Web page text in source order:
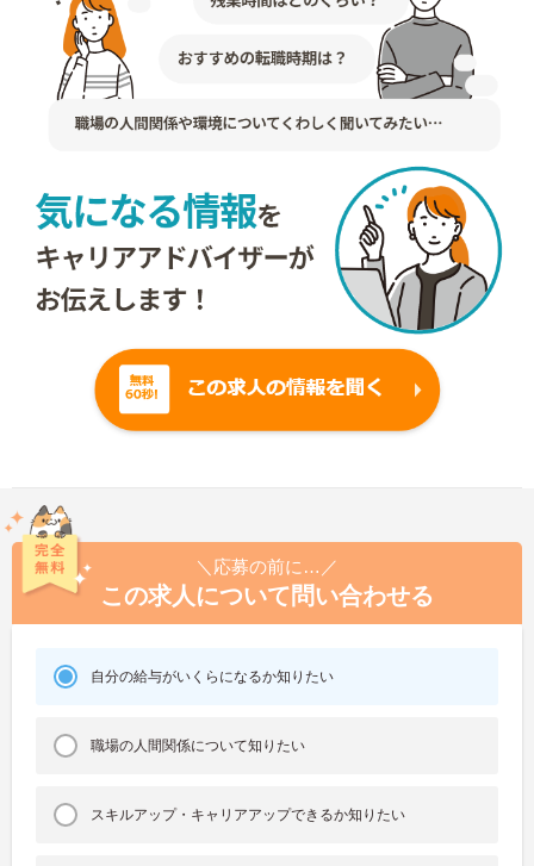
＼応募の前に…／
この求人について問い合わせる
自分の給与がいくらになるか知りたい
職場の人間関係について知りたい
スキルアップ・キャリアアップできるか知りたい